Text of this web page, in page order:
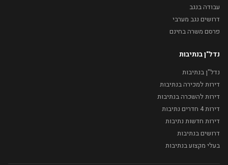
עבודה בנגב
דרושים נגב מערבי
פרסם משרה בחינם
נדל"ן בנתיבות
נדל"ן בנתיבות
דירות למכירה בנתיבות
דירות להשכרה בנתיבות
דירות 4 חדרים נתיבות
דירות חדשות נתיבות
דרושים בנתיבות
בעלי מקצוע בנתיבות